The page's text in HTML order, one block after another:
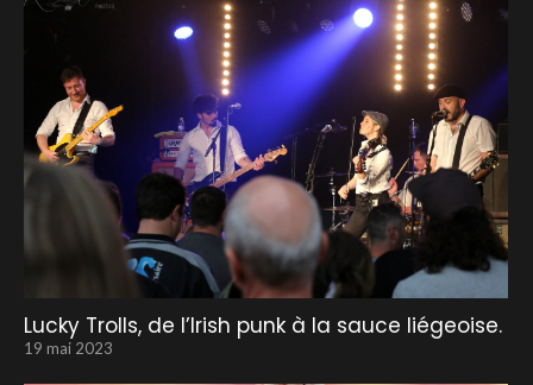
Lucky Trolls, de l’Irish punk à la sauce liégeoise.
19 mai 2023